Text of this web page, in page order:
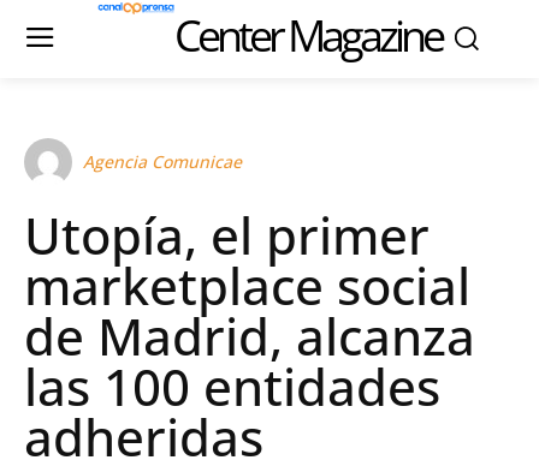
Center Magazine
Agencia Comunicae
Utopía, el primer
marketplace social
de Madrid, alcanza
las 100 entidades
adheridas